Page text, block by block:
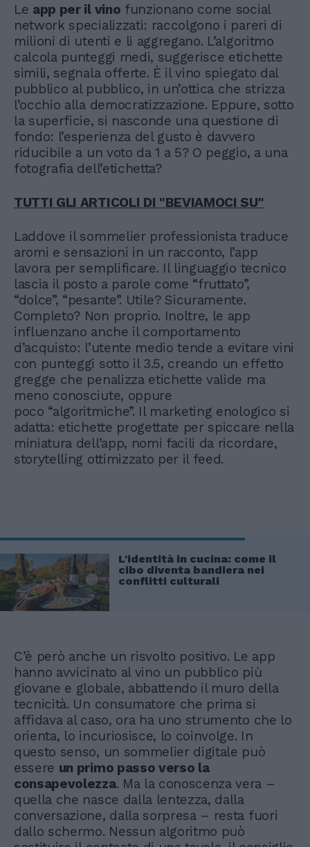
Le app per il vino funzionano come social
network specializzati: raccolgono i pareri di
milioni di utenti e li aggregano. L’algoritmo
calcola punteggi medi, suggerisce etichette
simili, segnala offerte. È il vino spiegato dal
pubblico al pubblico, in un’ottica che strizza
l’occhio alla democratizzazione. Eppure, sotto
la superficie, si nasconde una questione di
fondo: l’esperienza del gusto è davvero
riducibile a un voto da 1 a 5? O peggio, a una
fotografia dell’etichetta?
TUTTI GLI ARTICOLI DI "BEVIAMOCI SU"
Laddove il sommelier professionista traduce
aromi e sensazioni in un racconto, l’app
lavora per semplificare. Il linguaggio tecnico
lascia il posto a parole come “fruttato”,
“dolce”, “pesante”. Utile? Sicuramente.
Completo? Non proprio. Inoltre, le app
influenzano anche il comportamento
d’acquisto: l’utente medio tende a evitare vini
con punteggi sotto il 3.5, creando un effetto
gregge che penalizza etichette valide ma
meno conosciute, oppure
poco “algoritmiche”. Il marketing enologico si
adatta: etichette progettate per spiccare nella
miniatura dell’app, nomi facili da ricordare,
storytelling ottimizzato per il feed.
L'identità in cucina: come il
cibo diventa bandiera nei
conflitti culturali
C’è però anche un risvolto positivo. Le app
hanno avvicinato al vino un pubblico più
giovane e globale, abbattendo il muro della
tecnicità. Un consumatore che prima si
affidava al caso, ora ha uno strumento che lo
orienta, lo incuriosisce, lo coinvolge. In
questo senso, un sommelier digitale può
essere un primo passo verso la
consapevolezza. Ma la conoscenza vera –
quella che nasce dalla lentezza, dalla
conversazione, dalla sorpresa – resta fuori
dallo schermo. Nessun algoritmo può